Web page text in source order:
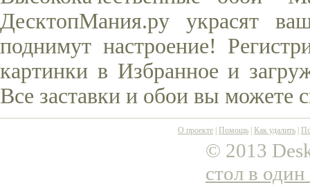
ДесктопМания.ру украсят
поднимут настроение!
картинки в Избранное и
Все заставки и обои вы можете
О проекте Помощь Как удалить
© 2013
стол в